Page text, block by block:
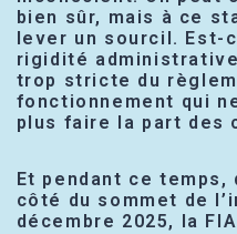
bien sûr, mais à ce
lever un sourcil. Est-
rigidité
trop stricte du
fonctionnement qui
plus faire la part des
Et pendant ce
côté du sommet de
décembre 2025, la